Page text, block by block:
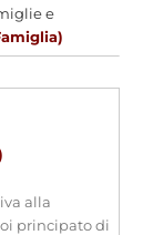
e
alla
principato di